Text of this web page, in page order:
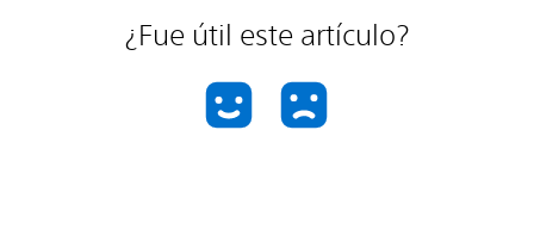
¿Fue útil este artículo?